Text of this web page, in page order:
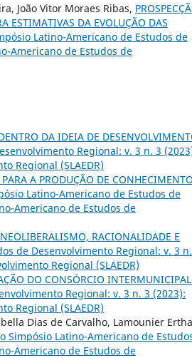
João Vitor Moraes Ribas,
ESTIMATIVAS DA EVOLUÇÃO DAS
Latino-Americano de Estudos de
Americano de Estudos de
DA IDEIA DE
Regional: v. 3 n. 3
Regional (SLAEDR)
A PRODUÇÃO DE
Latino-Americano de Estudos de
Americano de Estudos de
NEOLIBERALISMO, RACIONALIDADE E
de Desenvolvimento Regional: v. 3
Regional (SLAEDR)
DO CONSÓRCIO
Regional: v. 3 n. 3 (2023):
Regional (SLAEDR)
Dias de Carvalho, Lamounier
Simpósio Latino-Americano de
Americano de Estudos de